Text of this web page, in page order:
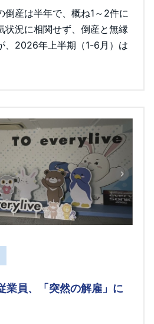
倒産は半年で、概ね1～2件に
状況に相関せず、倒産と無縁
、2026年上半期（1-6月）は
業員、「突然の解雇」に